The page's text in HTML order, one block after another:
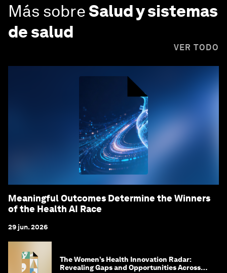
Más sobreSalud y sistemas
de salud
VER TODO
Meaningful Outcomes Determine the Winners
of the Health AI Race
29 jun. 2026
The Women’s Health Innovation Radar:
Revealing Gaps and Opportunities Across